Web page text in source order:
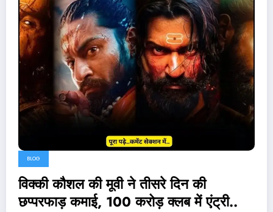
BLOG
विक्की कौशल की मूवी ने तीसरे दिन की
छप्परफाड़ कमाई, 100 करोड़ क्लब में एंट्री..